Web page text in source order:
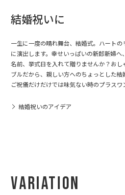
結婚祝いに
一生に一度の晴れ舞台、結婚式。ハート
に演出します。幸せいっぱいの新郎新婦
名前、挙式日を入れて贈りませんか？お
ブルだから、親しい方へのちょっとした結
ご祝儀だけだけでは味気ない時のプラスワ
結婚祝いのアイデア
Variation